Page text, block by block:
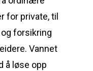
for private, til
forsikring
Vannet
å løse opp